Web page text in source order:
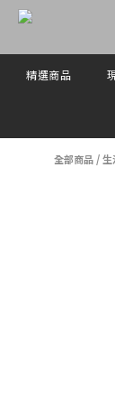
精選商品
全部商品 /生